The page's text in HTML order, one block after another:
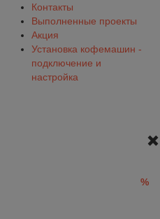
Контакты
Выполненные проекты
Акция
Установка кофемашин -
подключение и
настройка
%